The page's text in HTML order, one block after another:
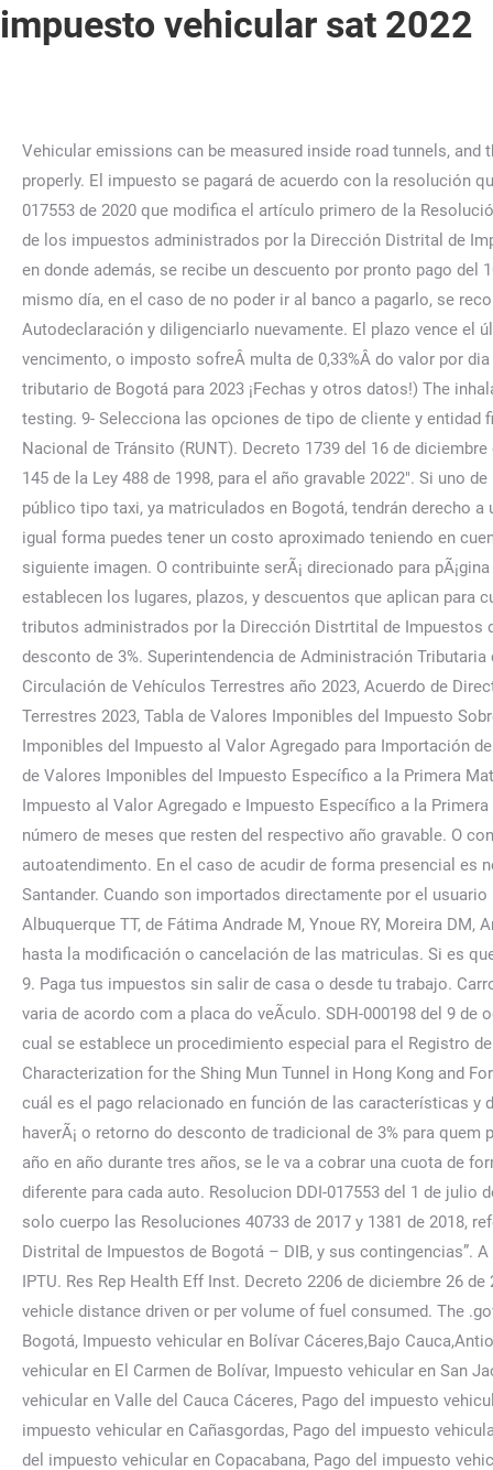
impuesto vehicular sat 2022
Vehicular emissions can be measured inside road tunnels, and those measurements can provide information about emission factors of in-use vehicles. This site needs JavaScript to work properly. El impuesto se pagará de acuerdo con la resolución que expida la Secretaría Distrital de Hacienda, en alguna de las modalidades: En julio de 2020 se emitió la Resolucion DDI-017553 de 2020 que modifica el artículo primero de la Resolución DDI-033705 del 20 de junio de 2018, y establece el mecanismo virtual de declaración y/o pago como mecanismo principal de los impuestos administrados por la Dirección Distrital de Impuestos de Bogotá. Políticas de privacidad y términos de uso. Bethesda, MD 20894, Web Policies Se establecen unas fechas en donde además, se recibe un descuento por pronto pago del 10%. en el paso 3 podrás generar el recibo de pago pero antes de generarlo ten en cuenta que deberás acudir al banco el mismo día, en el caso de no poder ir al banco a pagarlo, se recomienda no generarlo, ya que de lo contrario si no lo hace el mismo día tendrá que volver a descargar el Formulario de Autodeclaración y diligenciarlo nuevamente. El plazo vence el último día hábil de mes siguiente de producida la transferencia. Caso vocÃª nÃ£o pague oÂ IPVAÂ dentro do calendÃ¡rio de vencimento, o imposto sofreÂ multa de 0,33%Â do valor por dia de atraso atÃ© chegar ao limite de 20%, o que acontece em 60 dias. (También te puede interesar: Este es el calendario tributario de Bogotá para 2023 ¡Fechas y otros datos!) The inhalable particulate matter emission factor for heavy-duty vehicles was 1.2 times higher than that found during dynamometer testing. 9- Selecciona las opciones de tipo de cliente y entidad financiera, tal como corresponda. Es posible consultar las características del vehículo por medio del Registro Único Nacional de Tránsito (RUNT). Decreto 1739 del 16 de diciembre de 2021 "Por el cual se reajustan los valores absolutos del Impuesto sobre Vehículos Automotores de que trata el artículo 145 de la Ley 488 de 1998, para el año gravable 2022". Si uno de los propietarios tiene habilitado el Recibo Oficial de Pago, lo descarga y paga. d) Los vehículos eléctricos de servicio público tipo taxi, ya matriculados en Bogotá, tendrán derecho a un descuento del 70% del impuesto, por cinco (5) años, a partir de la entrada en vigencia del Acuerdo 780 de 2020. Pero de igual forma puedes tener un costo aproximado teniendo en cuenta los siguientes valores: Para consultar su historial de pagos de impuesto vehicular en Puerto Colombia, haga clic en la siguiente imagen. O contribuinte serÃ¡ direcionado para pÃ¡gina de consulta ao valor do IPVA SP. @HACIENDABOGOTA @HACIENDA_BOGOTA @HACIENDABOGOTA. Before ” Por la cual se establecen los lugares, plazos, y descuentos que aplican para cumplir con las obligaciones formales y sustanciales para la presentación de las declaraciones tributarias y el pago de los tributos administrados por la Dirección Distrtital de Impuestos de Bogotá, DIB de la Secretaría Distrital de Hacienda. O contribuinte que optar pelo pagamento Ã vista, em janeiro, tem desconto de 3%. Superintendencia de Administración Tributaria de Guatemala, Acuerdo de Directorio Número 15-2022 que aprueba la Tabla de Valores Imponibles del Impuesto Sobre Circulación de Vehículos Terrestres año 2023, Acuerdo de